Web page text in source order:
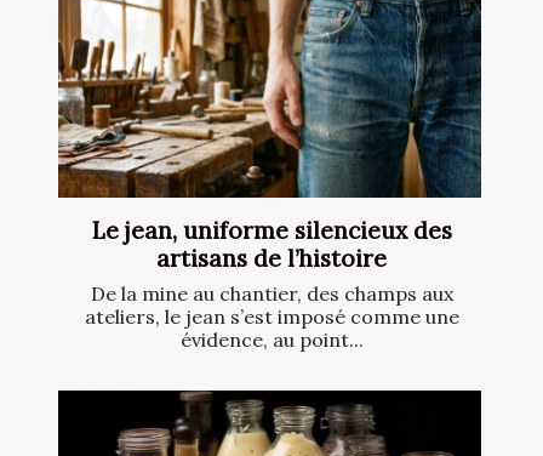
Le jean, uniforme silencieux des
artisans de l’histoire
De la mine au chantier, des champs aux
ateliers, le jean s’est imposé comme une
évidence, au point...